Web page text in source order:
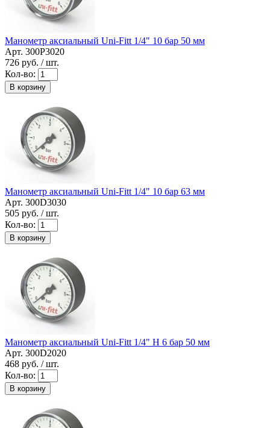
Манометр аксиальный Uni-Fitt 1/4" 10 бар 50 мм
Арт. 300P3020
726 руб. / шт.
Кол-во:
В корзину
Манометр аксиальный Uni-Fitt 1/4" 10 бар 63 мм
Арт. 300D3030
505 руб. / шт.
Кол-во:
В корзину
Манометр аксиальный Uni-Fitt 1/4" Н 6 бар 50 мм
Арт. 300D2020
468 руб. / шт.
Кол-во:
В корзину